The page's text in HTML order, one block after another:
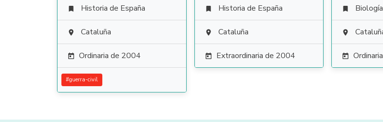
 Historia de España
 Cataluña
 Ordinaria de 2004
#guerra-civil
 Historia de España
 Cataluña
 Extraordinaria de 2004
 Biología

